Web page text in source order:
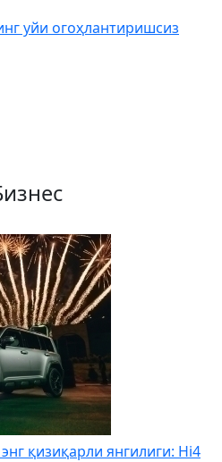
уйи огоҳлантиришсиз
қизиқарли янгилиги: Hi4